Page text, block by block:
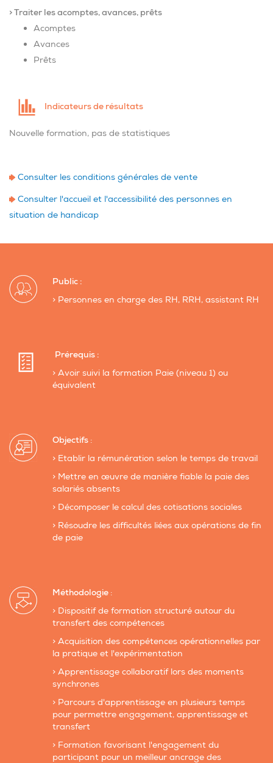
> Traiter les acomptes, avances, prêts
Acomptes
Avances
Prêts
Indicateurs de résultats
Nouvelle formation, pas de statistiques
Consulter les conditions générales de vente
Consulter l'accueil et l'accessibilité des personnes en
situation de handicap
Public :
> Personnes en charge des RH, RRH, assistant RH
Prérequis :
> Avoir suivi la formation Paie (niveau 1) ou
équivalent
Objectifs :
> Etablir la rémunération selon le temps de travail
> Mettre en œuvre de manière fiable la paie des
salariés absents
> Décomposer le calcul des cotisations sociales
> Résoudre les difficultés liées aux opérations de fin
de paie
Méthodologie :
> Dispositif de formation structuré autour du
transfert des compétences
> Acquisition des compétences opérationnelles par
la pratique et l'expérimentation
> Apprentissage collaboratif lors des moments
synchrones
> Parcours d'apprentissage en plusieurs temps
pour permettre engagement, apprentissage et
transfert
> Formation favorisant l'engagement du
participant pour un meilleur ancrage des